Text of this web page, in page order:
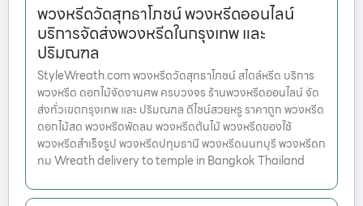
พวงหรีดวัดสุทธาโภชน์ พวงหรีดออนไลน์
บริการจัดส่งพวงหรีดในกรุงเทพ และ
ปริมณฑล
StyleWreath.com พวงหรีดวัดสุทธาโภชน์ สไตล์หรีด บริการ
พวงหรีด ดอกไม้จัดงานศพ ครบวงจร ร้านพวงหรีดออนไลน์ จัด
ส่งทั่วเขตกรุงเทพ และ ปริมณฑล ดีไซน์สวยหรู ราคาถูก พวงหรีด
ดอกไม้สด พวงหรีดพัดลม พวงหรีดต้นไม้ พวงหรีดของใช้
พวงหรีดสำเร็จรูป พวงหรีดปทุมธานี พวงหรีดนนทบุรี พวงหรีดก
ทม Wreath delivery to temple in Bangkok Thailand